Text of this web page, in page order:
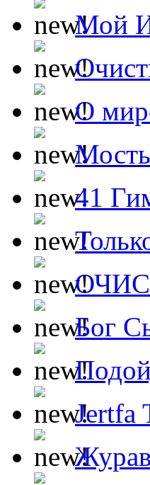
Мой
О
41
Бог
Jertfa